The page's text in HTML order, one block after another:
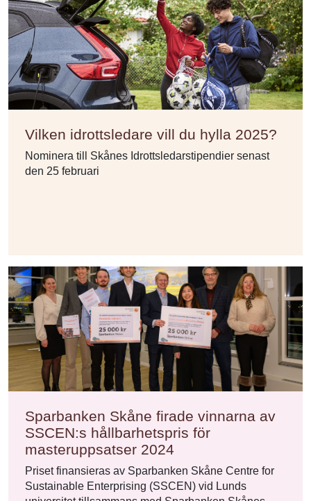
Vilken idrottsledare vill du hylla 2025?
Nominera till Skånes Idrottsledarstipendier senast
den 25 februari
Sparbanken Skåne firade vinnarna av
SSCEN:s hållbarhetspris för
masteruppsatser 2024
Priset finansieras av Sparbanken Skåne Centre for
Sustainable Enterprising (SSCEN) vid Lunds